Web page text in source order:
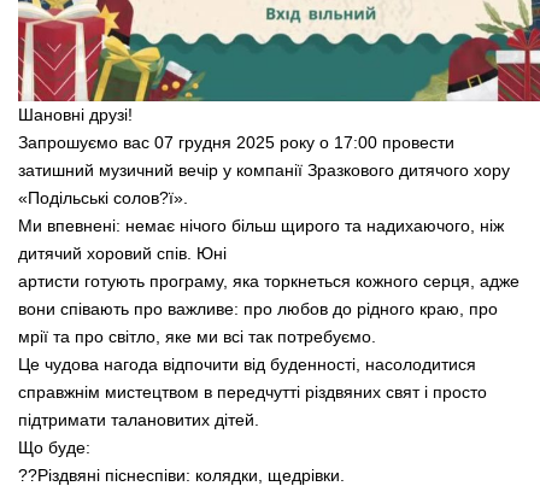
Шановні друзі!
Запрошуємо вас 07 грудня 2025 року о 17:00 провести
затишний музичний вечір у компанії Зразкового дитячого хору
«Подільські солов?ї».
Ми впевнені: немає нічого більш щирого та надихаючого, ніж
дитячий хоровий спів. Юні
артисти готують програму, яка торкнеться кожного серця, адже
вони співають про важливе: про любов до рідного краю, про
мрії та про світло, яке ми всі так потребуємо.
Це чудова нагода відпочити від буденності, насолодитися
справжнім мистецтвом в передчутті різдвяних свят і просто
підтримати талановитих дітей.
Що буде:
??Різдвяні піснеспіви: колядки, щедрівки.